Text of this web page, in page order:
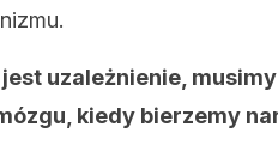
uzależnienie,
kiedy bierzemy